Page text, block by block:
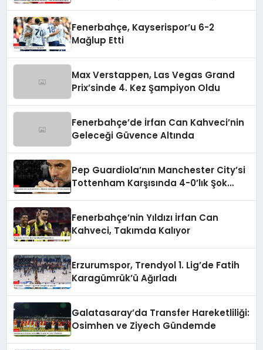
Fenerbahçe, Kayserispor’u 6-2
Mağlup Etti
Max Verstappen, Las Vegas Grand
Prix’sinde 4. Kez Şampiyon Oldu
Fenerbahçe’de İrfan Can Kahveci’nin
Geleceği Güvence Altında
Pep Guardiola’nın Manchester City’si
Tottenham Karşısında 4-0’lık Şok
Fenerbahçe’nin Yıldızı İrfan Can
Kahveci, Takımda Kalıyor
Erzurumspor, Trendyol 1. Lig’de Fatih
Karagümrük’ü Ağırladı
Galatasaray’da Transfer Hareketliliği:
Osimhen ve Ziyech Gündemde